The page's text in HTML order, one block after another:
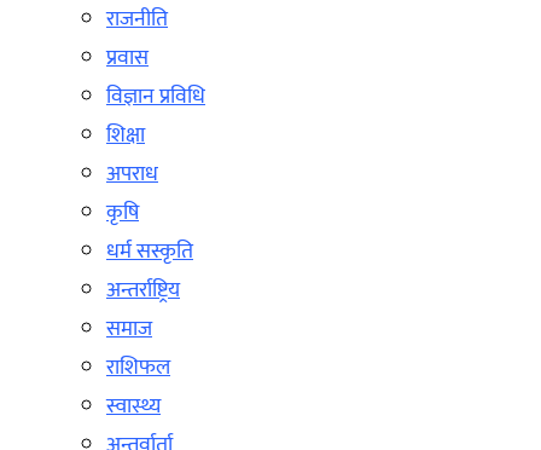
राजनीति
प्रवास
विज्ञान प्रविधि
शिक्षा
अपराध
कृषि
धर्म सस्कृति
अन्तर्राष्ट्रिय
समाज
राशिफल
स्वास्थ्य